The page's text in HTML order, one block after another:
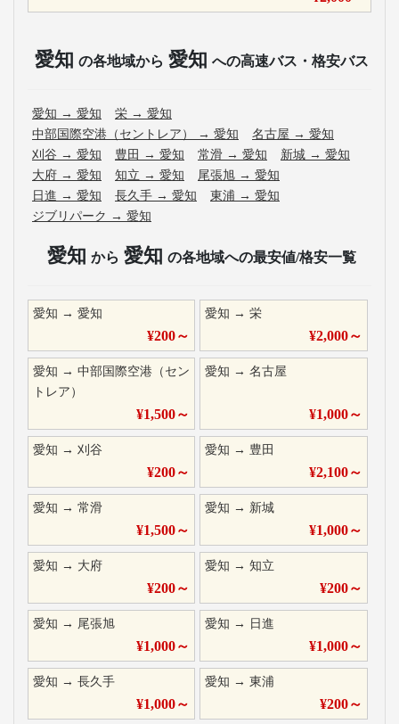
愛知 の各地域から 愛知 への高速バス・格安バス
愛知 → 愛知 栄 → 愛知
中部国際空港（セントレア）
→ 愛知 名古屋 → 愛知
刈谷 → 愛知 豊田 → 愛知 常滑 → 愛知 新城 → 愛知
大府 → 愛知 知立 → 愛知 尾張旭 → 愛知
日進 → 愛知 長久手 → 愛知 東浦 → 愛知
ジブリパーク → 愛知
愛知 から 愛知 の各地域への最安値/格安一覧
愛知 → 愛知
¥200～
愛知 →栄
¥2,000～
愛知 → 中部国際空港（セン
トレア）
¥1,500～
愛知 →名古屋
¥1,000～
愛知 → 刈谷
¥200～
愛知 → 豊田
¥2,100～
愛知 → 常滑
¥1,500～
愛知 → 新城
¥1,000～
愛知 → 大府
¥200～
愛知 →知立
¥200～
愛知 → 尾張旭
¥1,000～
愛知 → 日進
¥1,000～
愛知 → 長久手
¥1,000～
愛知 →東浦
¥200～